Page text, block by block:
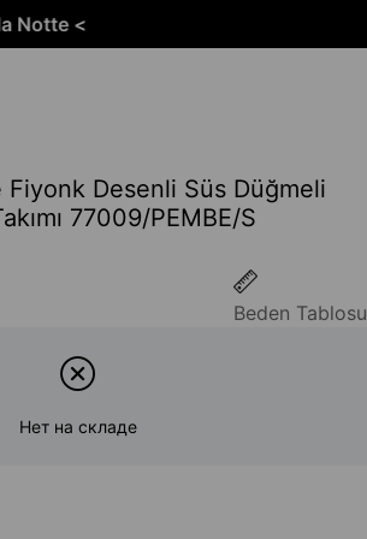
Desenli Süs Düğmeli
77009/PEMBE/S
Beden Tablosu
Нет на складе